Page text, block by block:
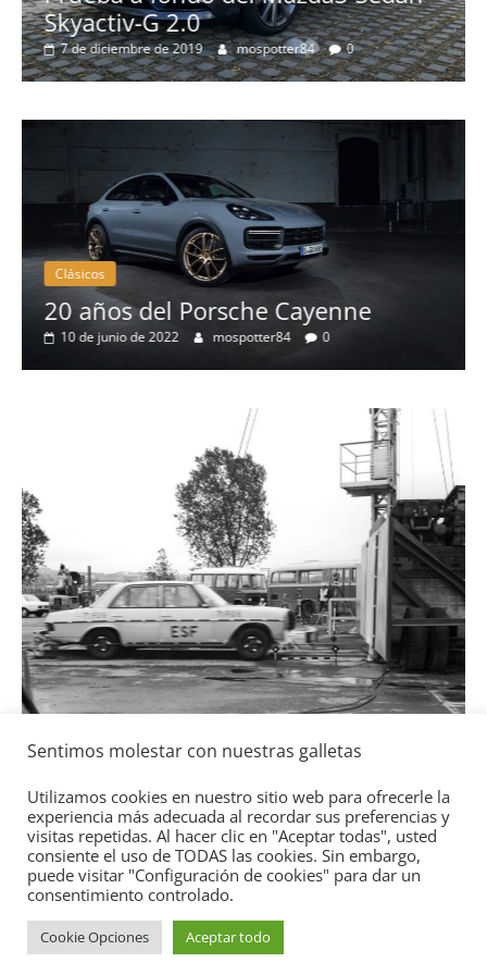
G 2.0
de 2019 mospotter84 0
más
8 de
años del Porsche Cayenne
Seguridad
Mercedes-Benz ESF 05: 50 años de
seguridad
21 de octubre de 2021 mospotter84 0
2
Sentimos molestar con nuestras galletas
Utilizamos cookies en nuestro sitio web para ofrecerle la
experiencia más adecuada al recordar sus preferencias y
visitas repetidas. Al hacer clic en "Aceptar todas", usted
consiente el uso de TODAS las cookies. Sin embargo,
puede visitar "Configuración de cookies" para dar un
consentimiento controlado.
Cookie Opciones Aceptar todo